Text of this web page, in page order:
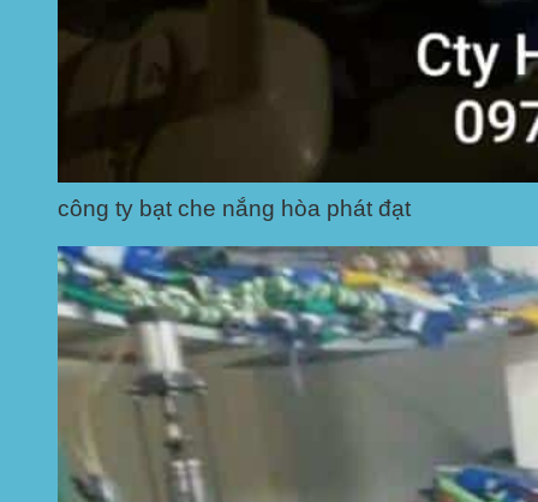
công ty bạt che nắng hòa phát đạt